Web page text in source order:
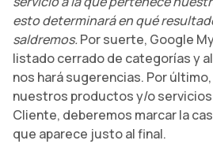
esto determinará en qué
saldremos.Por suerte, Google
listado cerrado de categorías y
nos hará sugerencias. Por
nuestros productos y/o
Cliente, deberemos marcar la
que aparece justo al final.